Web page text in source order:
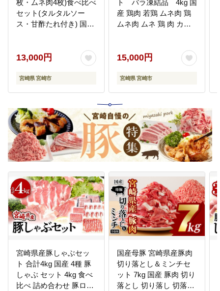
枚・ムネ肉4枚)食べ比べ
セット(タルタルソー
ス・甘酢たれ付き) 国産
ース セット 冷凍 モモ
ムネ 鶏肉 郷土料理 宮崎
名物 グルメ
13,000円
宮崎県 宮崎市
ト バラ凍結品 4kg 国
産 鶏肉 若鶏 ムネ肉 鶏
ムネ肉 ムネ 鶏 肉 カッ
ン南蛮 照り焼き IQF 冷
凍 小分け チャック チャ
ック付き 保存 便利 グル
15,000円
宮崎県 宮崎市
宮崎県産豚しゃぶセッ
ト 合計4kg 国産 4種 豚
しゃぶ セット 4kg 食べ
比べ 詰め合わせ 豚ロー
国産母豚 宮崎県産豚肉
切り落とし＆ミンチセ
ット 7kg 国産 豚肉 切り
落とし 切り落し 切落し